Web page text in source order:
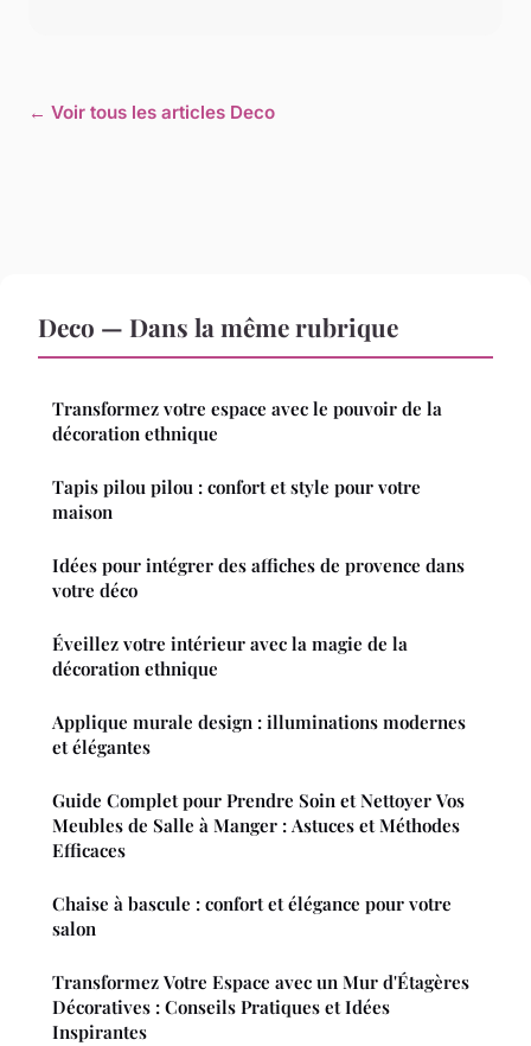
← Voir tous les articles Deco
Deco — Dans la même rubrique
Transformez votre espace avec le pouvoir de la
décoration ethnique
Tapis pilou pilou : confort et style pour votre
maison
Idées pour intégrer des affiches de provence dans
votre déco
Éveillez votre intérieur avec la magie de la
décoration ethnique
Applique murale design : illuminations modernes
et élégantes
Guide Complet pour Prendre Soin et Nettoyer Vos
Meubles de Salle à Manger : Astuces et Méthodes
Efficaces
Chaise à bascule : confort et élégance pour votre
salon
Transformez Votre Espace avec un Mur d'Étagères
Décoratives : Conseils Pratiques et Idées
Inspirantes